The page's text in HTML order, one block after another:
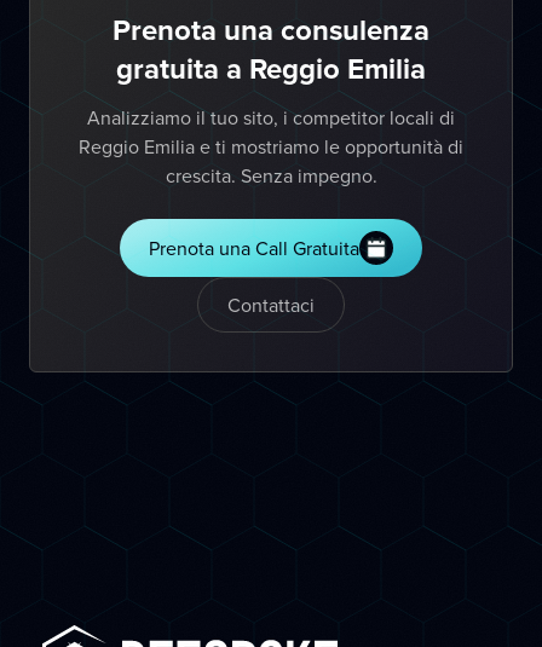
Prenota una consulenza
gratuita a Reggio Emilia
Analizziamo il tuo sito, i competitor locali di
Reggio Emilia e ti mostriamo le opportunità di
crescita. Senza impegno.
Prenota una Call Gratuita
Contattaci